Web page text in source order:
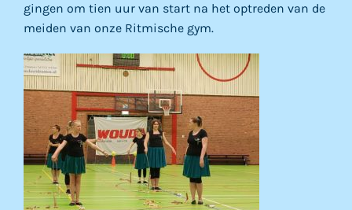
gingen om tien uur van start na het optreden van de
meiden van onze Ritmische gym.